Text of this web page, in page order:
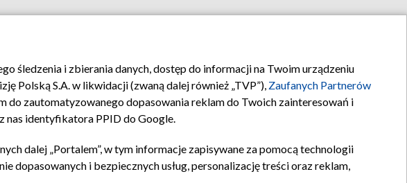
Pomoc Biuro reklamy Kontakt
śledzenia i zbierania danych, dostęp do informacji na Twoim urządzeniu
Polską S.A. w likwidacji (zwaną dalej również „TVP”), Zaufanych Partnerów
do zautomatyzowanego dopasowania reklam do Twoich zainteresowań i
nas identyfikatora PPID do Google.
dalej „Portalem”, w tym informacje zapisywane za pomocą technologii
i bezpiecznych usług, personalizację treści oraz reklam,